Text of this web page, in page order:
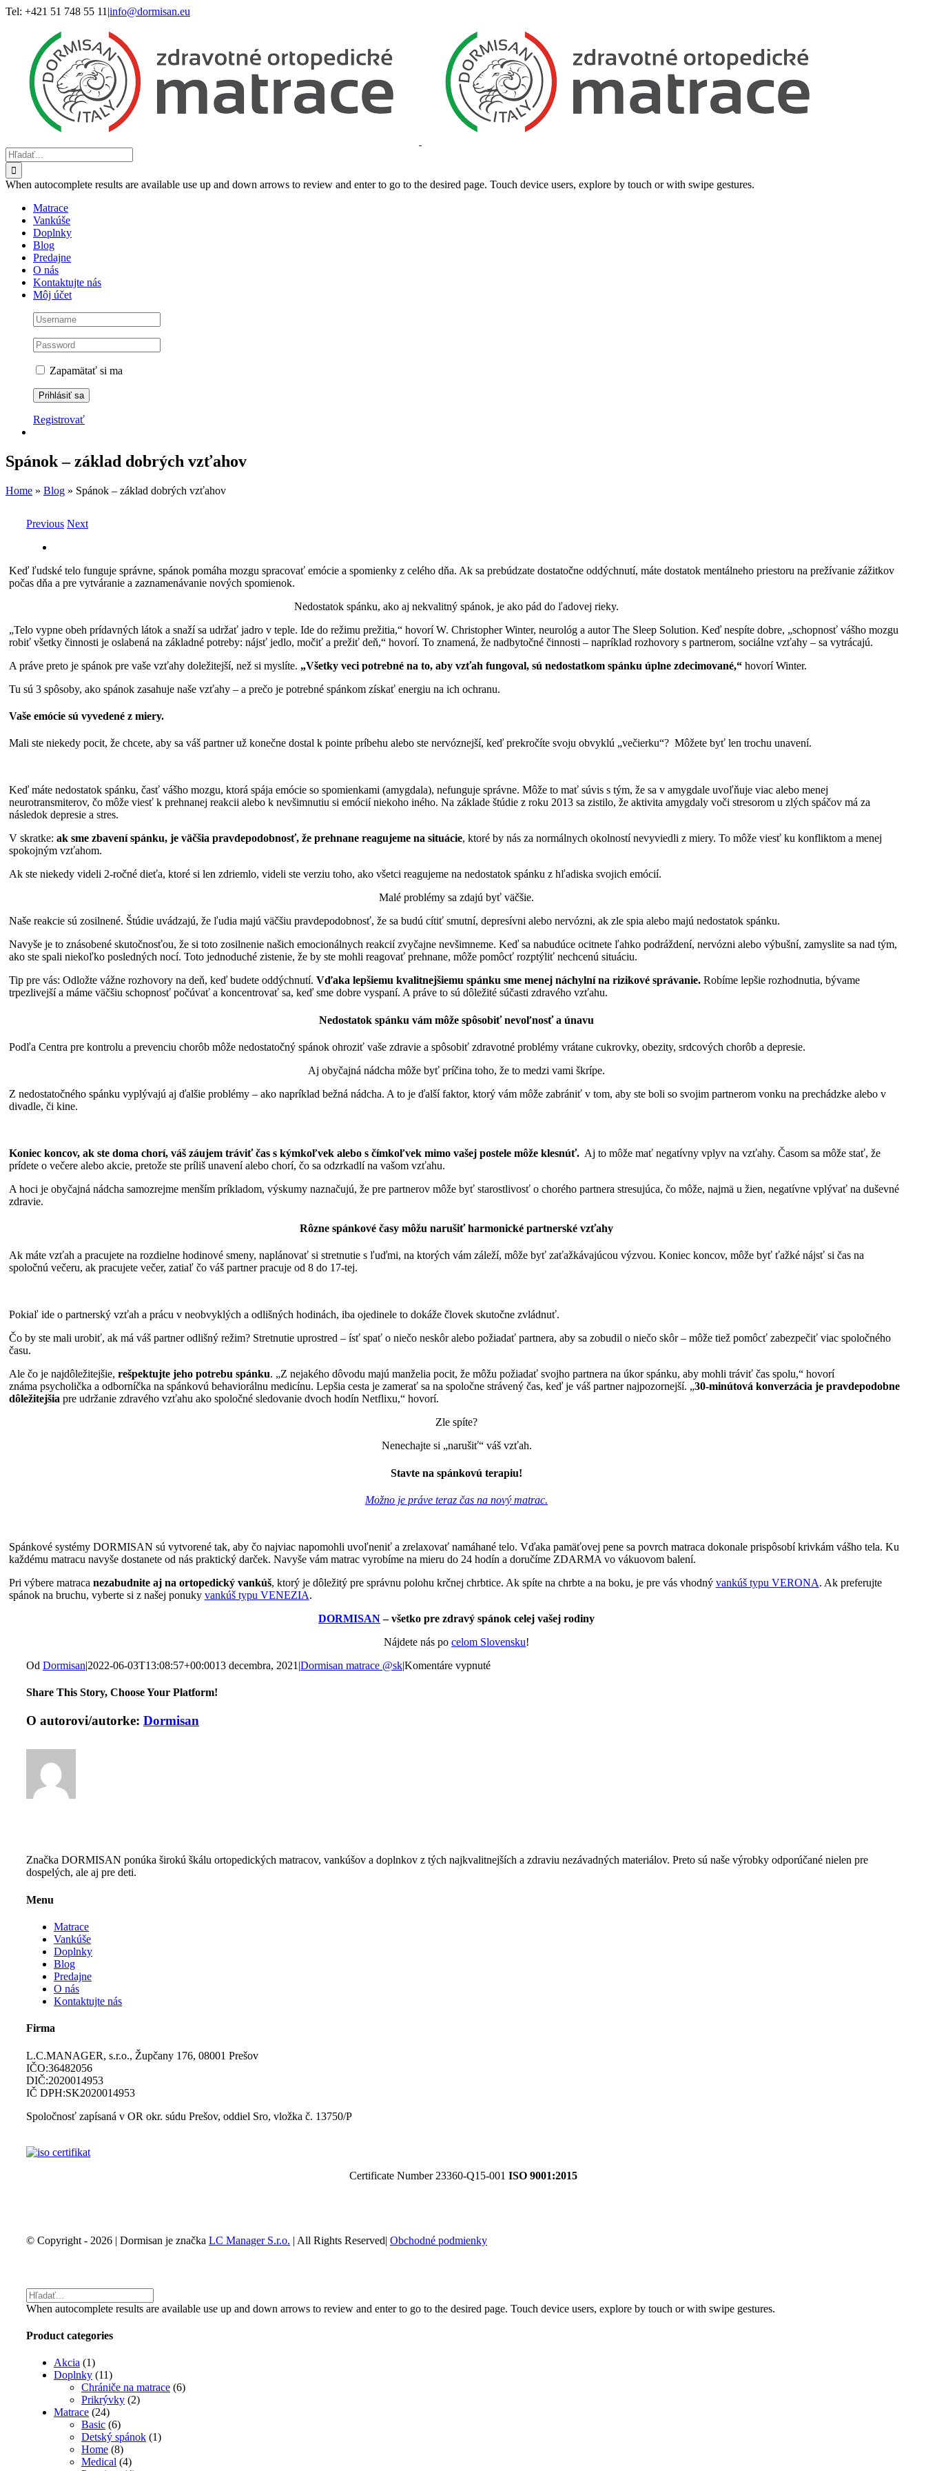
Skip
Tel: +421 51 748 55 11 |info@dormisan.eu
Hľadať:
When autocomplete results are available use up and down arrows to review and enter to go to the desired page. Touch device users, explore by touch or with swipe gestures.
Matrace
Vankúše
Doplnky
Blog
Predajne
O nás
Kontaktujte nás
Môj účet
Zapamätať si ma
Registrovať
Spánok – základ dobrých vzťahov
Home » Blog » Spánok – základ dobrých vzťahov
Previous Next
obrázok
Keď ľudské telo funguje správne, spánok pomáha mozgu spracovať emócie a spomienky z celého dňa. Ak sa prebúdzate dostatočne oddýchnutí, máte dostatok mentálneho priestoru na prežívanie zážitkov
počas dňa a pre vytváranie a zaznamenávanie nových spomienok.
Nedostatok spánku, ako aj nekvalitný spánok, je ako pád do ľadovej rieky.
„Telo vypne obeh prídavných látok a snaží sa udržať jadro v teple. Ide do režimu prežitia,“ hovorí W. Christopher Winter, neurológ a autor The Sleep Solution. Keď nespíte dobre, „schopnosť vášho mozgu
robiť všetky činnosti je oslabená na základné potreby: nájsť jedlo, močiť a prežiť deň,“ hovorí. To znamená, že nadbytočné činnosti – napríklad rozhovory s partnerom, sociálne vzťahy – sa vytrácajú.
A práve preto je spánok pre vaše vzťahy doležitejší, než si myslíte. „Všetky veci potrebné na to, aby vzťah fungoval, sú nedostatkom spánku úplne zdecimované,“hovorí Winter.
Tu sú 3 spôsoby, ako spánok zasahuje naše vzťahy – a prečo je potrebné spánkom získať energiu na ich ochranu.
Vaše emócie sú vyvedené z miery.
Mali ste niekedy pocit, že chcete, aby sa váš partner už konečne dostal k pointe príbehu alebo ste nervóznejší, keď prekročíte svoju obvyklú „večierku“? Môžete byť len trochu unavení.
Keď máte nedostatok spánku, časť vášho mozgu, ktorá spája emócie so spomienkami (amygdala), nefunguje správne. Môže to mať súvis s tým, že sa v amygdale uvoľňuje viac alebo menej
neurotransmiterov, čo môže viesť k prehnanej reakcii alebo k nevšimnutiu si emócií niekoho iného. Na základe štúdie z roku 2013 sa zistilo, že aktivita amygdaly voči stresorom u zlých spáčov má za
následok depresie a stres.
V skratke: ak sme zbavení spánku, je väčšia pravdepodobnosť, že prehnane reagujeme na situácie, ktoré by nás za normálnych okolností nevyviedli z miery. To môže viesť ku konfliktom a menej
spokojným vzťahom.
Ak ste niekedy videli 2-ročné dieťa, ktoré si len zdriemlo, videli ste verziu toho, ako všetci reagujeme na nedostatok spánku z hľadiska svojich emócií.
Malé problémy sa zdajú byť väčšie.
Naše reakcie sú zosilnené. Štúdie uvádzajú, že ľudia majú väčšiu pravdepodobnosť, že sa budú cítiť smutní, depresívni alebo nervózni, ak zle spia alebo majú nedostatok spánku.
Navyše je to znásobené skutočnosťou, že si toto zosilnenie našich emocionálnych reakcií zvyčajne nevšimneme. Keď sa nabudúce ocitnete ľahko podráždení, nervózni alebo výbušní, zamyslite sa nad tým,
ako ste spali niekoľko posledných nocí. Toto jednoduché zistenie, že by ste mohli reagovať prehnane, môže pomôcť rozptýliť nechcenú situáciu.
Tip pre vás: Odložte vážne rozhovory na deň, keď budete oddýchnutí. Vďaka lepšiemu kvalitnejšiemu spánku sme menej náchylní na rizikové správanie.Robíme lepšie rozhodnutia, bývame
trpezlivejší a máme väčšiu schopnosť počúvať a koncentrovať sa, keď sme dobre vyspaní. A práve to sú dôležité súčasti zdravého vzťahu.
Nedostatok spánku vám môže spôsobiť nevoľnosť a únavu
Podľa Centra pre kontrolu a prevenciu chorôb môže nedostatočný spánok ohroziť vaše zdravie a spôsobiť zdravotné problémy vrátane cukrovky, obezity, srdcových chorôb a depresie.
Aj obyčajná nádcha môže byť príčina toho, že to medzi vami škrípe.
Z nedostatočného spánku vyplývajú aj ďalšie problémy – ako napríklad bežná nádcha. A to je ďalší faktor, ktorý vám môže zabrániť v tom, aby ste boli so svojim partnerom vonku na prechádzke alebo v
divadle, či kine.
Koniec koncov, ak ste doma chorí, váš záujem tráviť čas s kýmkoľvek alebo s čímkoľvek mimo vašej postele môže klesnúť.Aj to môže mať negatívny vplyv na vzťahy. Časom sa môže stať, že
prídete o večere alebo akcie, pretože ste príliš unavení alebo chorí, čo sa odzrkadlí na vašom vzťahu.
A hoci je obyčajná nádcha samozrejme menším príkladom, výskumy naznačujú, že pre partnerov môže byť starostlivosť o chorého partnera stresujúca, čo môže, najmä u žien, negatívne vplývať na duševné
zdravie.
Rôzne spánkové časy môžu narušiť harmonické partnerské vzťahy
Ak máte vzťah a pracujete na rozdielne hodinové smeny, naplánovať si stretnutie s ľuďmi, na ktorých vám záleží, môže byť zaťažkávajúcou výzvou. Koniec koncov, môže byť ťažké nájsť si čas na
spoločnú večeru, ak pracujete večer, zatiaľ čo váš partner pracuje od 8 do 17-tej.
Pokiaľ ide o partnerský vzťah a prácu v neobvyklých a odlišných hodinách, iba ojedinele to dokáže človek skutočne zvládnuť.
Čo by ste mali urobiť, ak má váš partner odlišný režim? Stretnutie uprostred – ísť spať o niečo neskôr alebo požiadať partnera, aby sa zobudil o niečo skôr – môže tiež pomôcť zabezpečiť viac spoločného
času.
Ale čo je najdôležitejšie, rešpektujte jeho potrebu spánku. „Z nejakého dôvodu majú manželia pocit, že môžu požiadať svojho partnera na úkor spánku, aby mohli tráviť čas spolu,“ hovorí
známa psycholička a odborníčka na spánkovú behaviorálnu medicínu. Lepšia cesta je zamerať sa na spoločne strávený čas, keď je váš partner najpozornejší. „30-minútová konverzácia je pravdepodobne
dôležitejšiapre udržanie zdravého vzťahu ako spoločné sledovanie dvoch hodín Netflixu,“ hovorí.
Zle spíte?
Nenechajte si „narušiť“ váš vzťah.
Stavte na spánkovú terapiu!
Možno je práve teraz čas na nový matrac.
Spánkové systémy DORMISAN sú vytvorené tak, aby čo najviac napomohli uvoľneniť a zrelaxovať namáhané telo. Vďaka pamäťovej pene sa povrch matraca dokonale prispôsobí krivkám vášho tela. Ku
každému matracu navyše dostanete od nás praktický darček. Navyše vám matrac vyrobíme na mieru do 24 hodín a doručíme ZDARMA vo vákuovom balení.
Pri výbere matraca nezabudnite aj na ortopedický vankúš, ktorý je dôležitý pre správnu polohu krčnej chrbtice. Ak spíte na chrbte a na boku, je pre vás vhodný vankúš typu VERONA. Ak preferujte
spánok na bruchu, vyberte si z našej ponuky vankúš typu VENEZIA.
DORMISAN– všetko pre zdravý spánok celej vašej rodiny
Nájdete nás pocelom Slovensku!
Od Dormisan|2022-06-03T13:08:57+00:0013 decembra, 2021 |Dormisan matrace @sk|Komentáre vypnuténa
Share This Story, Choose Your Platform!
Facebook
X
Reddit
LinkedIn
WhatsApp
Tumblr
Pinterest
Vk
Email
O autorovi/autorke: Dormisan
Značka DORMISAN ponúka širokú škálu ortopedických matracov, vankúšov a doplnkov z tých najkvalitnejších a zdraviu nezávadných materiálov. Preto sú naše výrobky odporúčané nielen pre
dospelých, ale aj pre deti.
Menu
Matrace
Vankúše
Doplnky
Blog
Predajne
O nás
Kontaktujte nás
Firma
L.C.MANAGER, s.r.o., Župčany 176, 08001 Prešov
IČO:36482056
DIČ:2020014953
IČ DPH:SK2020014953
Spoločnosť zapísaná v OR okr. súdu Prešov, oddiel Sro, vložka č. 13750/P
Certificate Number 23360-Q15-001 ISO 9001:2015
© Copyright - 2026 | Dormisan je značka LC Manager S.r.o. | All Rights Reserved| Obchodné podmienky
When autocomplete results are available use up and down arrows to review and enter to go to the desired page. Touch device users, explore by touch or with swipe gestures.
Product categories
Akcia (1)
Doplnky (11)
Chrániče na matrace (6)
Prikrývky (2)
Matrace (24)
Basic (6)
Detský spánok (1)
Home (8)
Medical (4)